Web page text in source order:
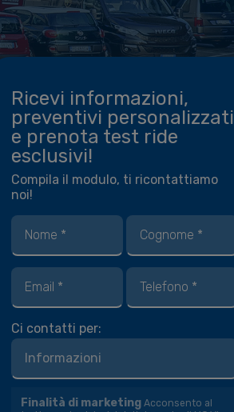
Ricevi informazioni,
preventivi personalizzati
e prenota test ride
esclusivi!
Compila il modulo, ti ricontattiamo
noi!
Ci contatti per:
Finalità di marketing Acconsento al